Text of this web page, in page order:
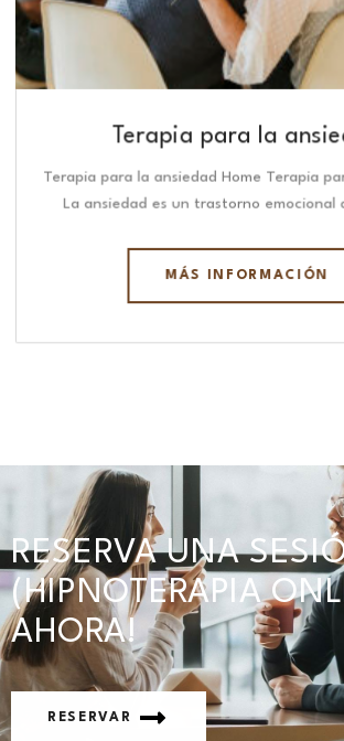
Terapia para la
Terapia para la ansiedad Home Terapia
La ansiedad es un trastorno
MÁS INFORMACIÓN
RESERVA UNA
(HIPNOTERAPIA
AHORA!
RESERVAR